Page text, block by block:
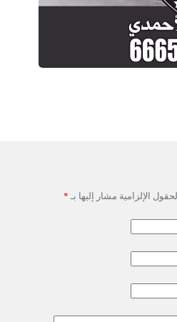
الحقول الإلزامية مشار إليها بـ *